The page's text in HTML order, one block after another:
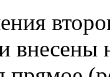
внесены